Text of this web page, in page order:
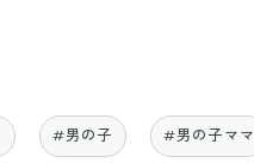
#男の子 #男の子ママ